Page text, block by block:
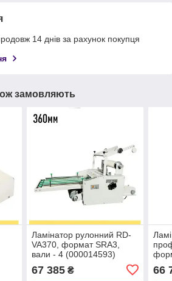
14 днів за рахунок покупця
замовляють
Ламінатор рулонний RD-
VA370, формат SRA3,
вали - 4 (000014593)
67 385₴ 66